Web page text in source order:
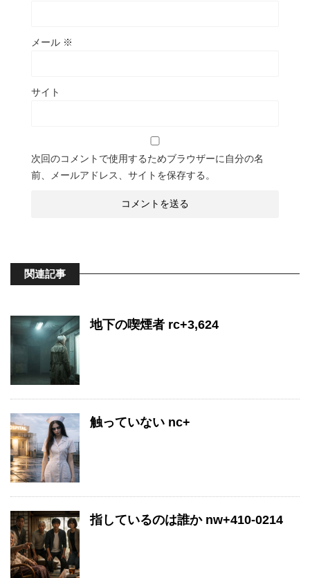
メール ※
サイト
次回のコメントで使用するためブラウザーに自分の名
前、メールアドレス、サイトを保存する。
関連記事
地下の喫煙者 rc+3,624
触っていない nc+
指しているのは誰か nw+410-0214